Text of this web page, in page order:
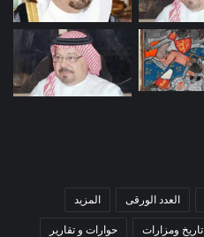
العدد الورقى المزيد
تاريخ ومزارات حوارات و تقارير